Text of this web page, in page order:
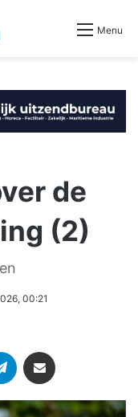
Menu
de
(2)
00:21